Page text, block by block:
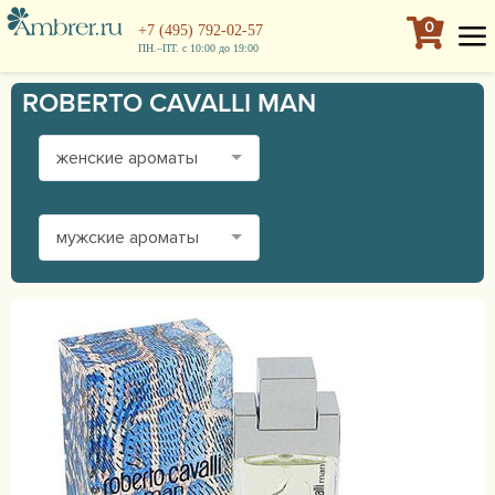
+7 (495) 792-02-57
ПН.–ПТ. с 10:00 до 19:00
0
ROBERTO CAVALLI MAN
женские ароматы
мужские ароматы